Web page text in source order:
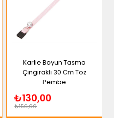
Karlie Boyun Tasma
Çıngıraklı 30 Cm Toz
Pembe
₺130,00
₺156,00